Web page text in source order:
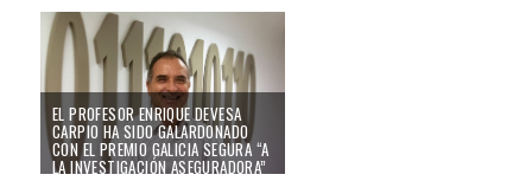
EL PROFESOR ENRIQUE DEVESA CARPIO HA SIDO GALARDONADO
EL PROFESOR ENRIQUE DEVESA
CARPIO HA SIDO GALARDONADO
CON EL PREMIO GALICIA SEGURA “A
LA INVESTIGACIÓN ASEGURADORA”